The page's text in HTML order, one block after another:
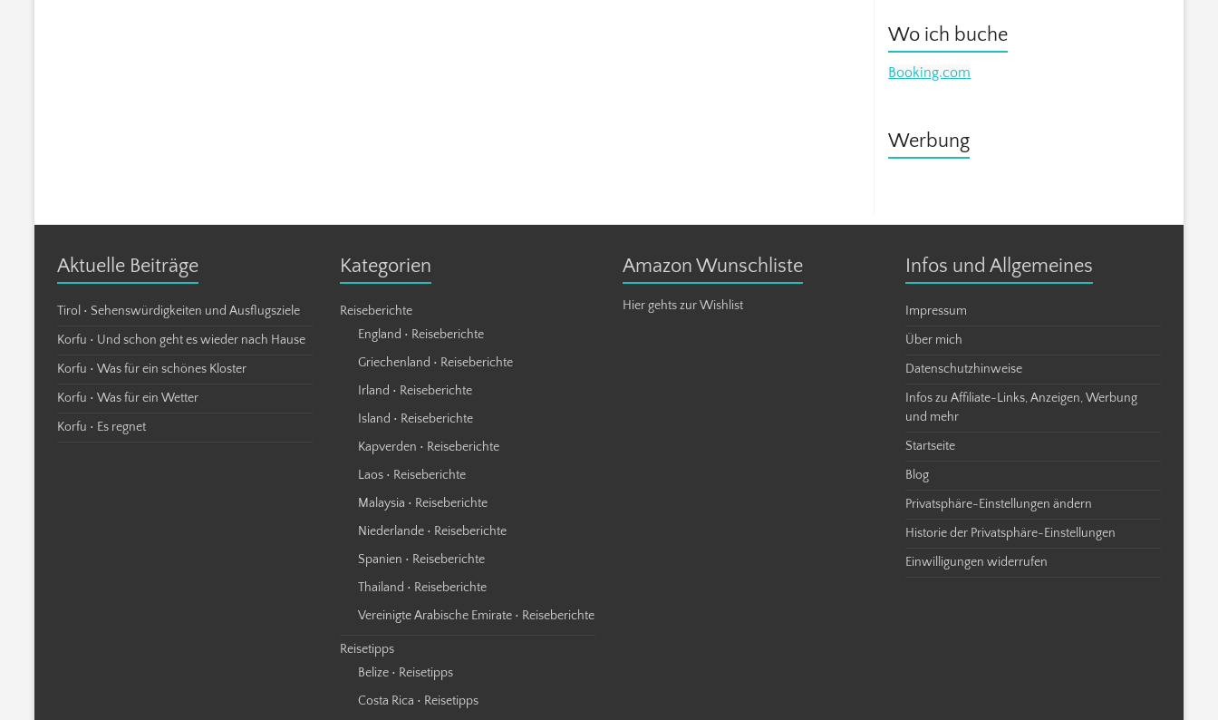
Wo ich buche
Booking.com
Werbung
Aktuelle Beiträge
Tirol • Sehenswürdigkeiten und Ausflugsziele
Korfu • Und schon geht es wieder nach Hause
Korfu • Was für ein schönes Kloster
Korfu • Was für ein Wetter
Korfu • Es regnet
Kategorien
Reiseberichte
England • Reiseberichte
Griechenland • Reiseberichte
Irland • Reiseberichte
Island • Reiseberichte
Kapverden • Reiseberichte
Laos • Reiseberichte
Malaysia • Reiseberichte
Niederlande • Reiseberichte
Spanien • Reiseberichte
Thailand • Reiseberichte
Vereinigte Arabische Emirate • Reiseberichte
Reisetipps
Belize • Reisetipps
Costa Rica • Reisetipps
Amazon Wunschliste
Hier gehts zur Wishlist
Infos und Allgemeines
Impressum
Über mich
Datenschutzhinweise
Infos zu Affiliate-Links, Anzeigen, Werbung
und mehr
Startseite
Blog
Privatsphäre-Einstellungen ändern
Historie der Privatsphäre-Einstellungen
Einwilligungen widerrufen